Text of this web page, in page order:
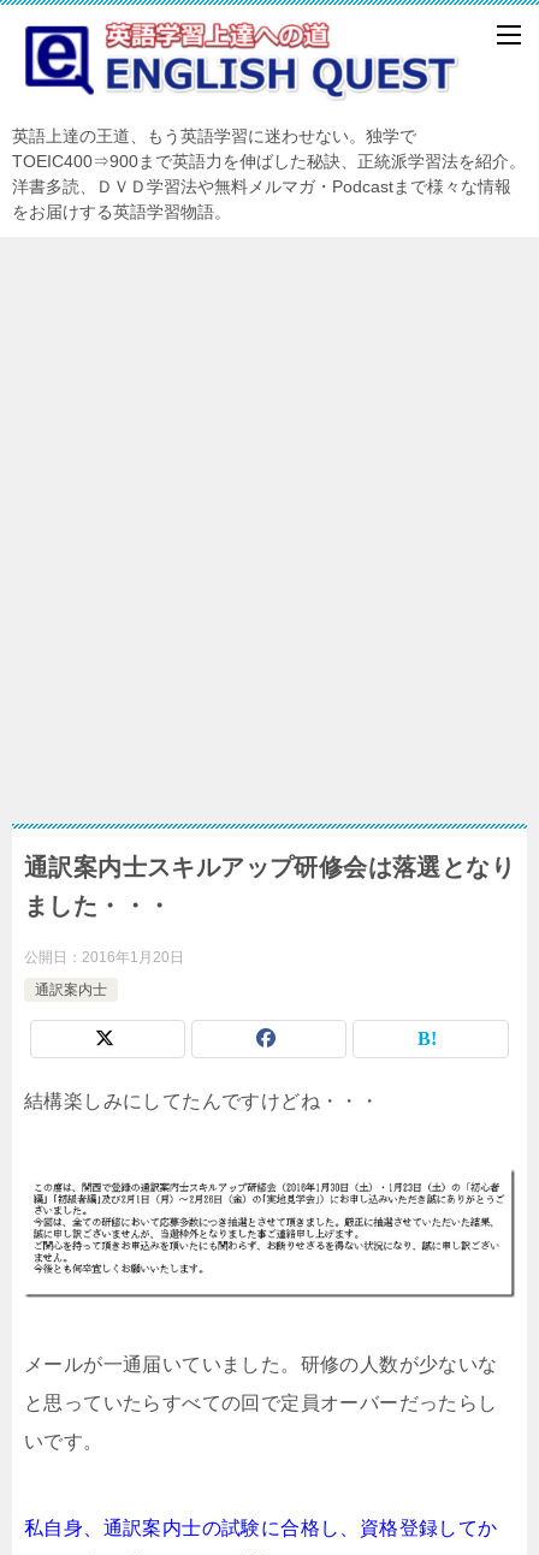
英語上達の王道、もう英語学習に迷わせない。独学で
TOEIC400⇒900まで英語力を伸ばした秘訣、正統派学習法を紹介。
洋書多読、ＤＶＤ学習法や無料メルマガ・Podcastまで様々な情報
をお届けする英語学習物語。
通訳案内士スキルアップ研修会は落選となり
ました・・・
公開日： 2016年1月20日
通訳案内士
結構楽しみにしてたんですけどね・・・
メールが一通届いていました。研修の人数が少ないな
と思っていたらすべての回で定員オーバーだったらし
いです。
私自身、通訳案内士の試験に合格し、資格登録してか